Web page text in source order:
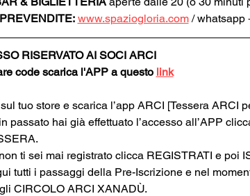
www.spaziogloria.com / whatsapp
RISERVATO AI SOCI ARCI
code scarica l'APP a questo link
tuo store e scarica l’app ARCI [Tessera ARCI
passato hai già effettuato l’accesso all’APP
ti sei mai registrato clicca REGISTRATI e poi
tutti i passaggi della Pre-Iscrizione e nel
CIRCOLO ARCI XANADÙ.